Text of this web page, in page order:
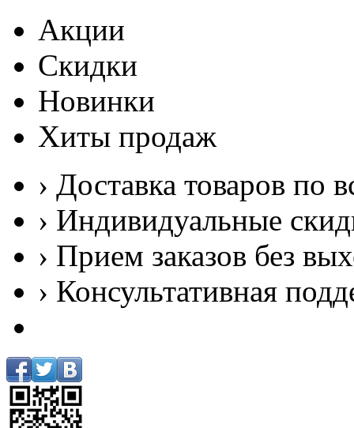
Акции
Скидки
Новинки
Хиты продаж
› Доставка товаров по
› Индивидуальные
› Прием заказов без
› Консультативная